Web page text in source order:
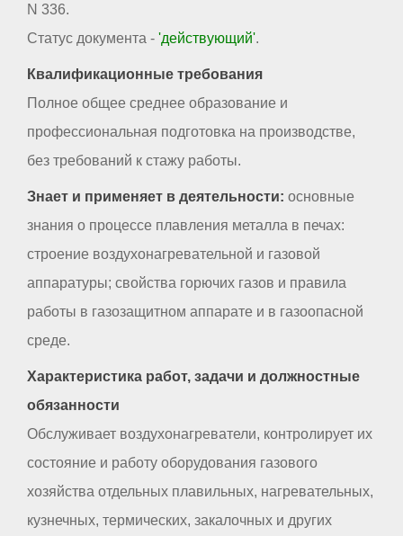
N 336.
Статус документа - 'действующий'.
Квалификационные требования
Полное общее среднее образование и
профессиональная подготовка на производстве,
без требований к стажу работы.
Знает и применяет в деятельности: основные
знания о процессе плавления металла в печах:
строение воздухонагревательной и газовой
аппаратуры; свойства горючих газов и правила
работы в газозащитном аппарате и в газоопасной
среде.
Характеристика работ, задачи и должностные
обязанности
Обслуживает воздухонагреватели, контролирует их
состояние и работу оборудования газового
хозяйства отдельных плавильных, нагревательных,
кузнечных, термических, закалочных и других